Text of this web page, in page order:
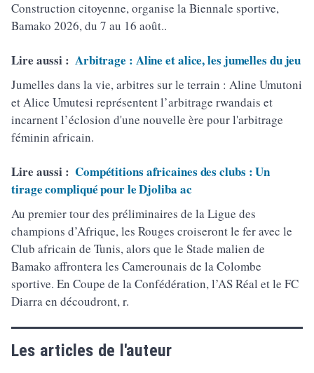
Construction citoyenne, organise la Biennale sportive,
Bamako 2026, du 7 au 16 août..
Lire aussi : Arbitrage : Aline et alice, les jumelles du jeu
Jumelles dans la vie, arbitres sur le terrain : Aline Umutoni
et Alice Umutesi représentent l’arbitrage rwandais et
incarnent l’éclosion d'une nouvelle ère pour l'arbitrage
féminin africain.
Lire aussi : Compétitions africaines des clubs : Un
tirage compliqué pour le Djoliba ac
Au premier tour des préliminaires de la Ligue des
champions d’Afrique, les Rouges croiseront le fer avec le
Club africain de Tunis, alors que le Stade malien de
Bamako affrontera les Camerounais de la Colombe
sportive. En Coupe de la Confédération, l’AS Réal et le FC
Diarra en découdront, r.
Les articles de l'auteur